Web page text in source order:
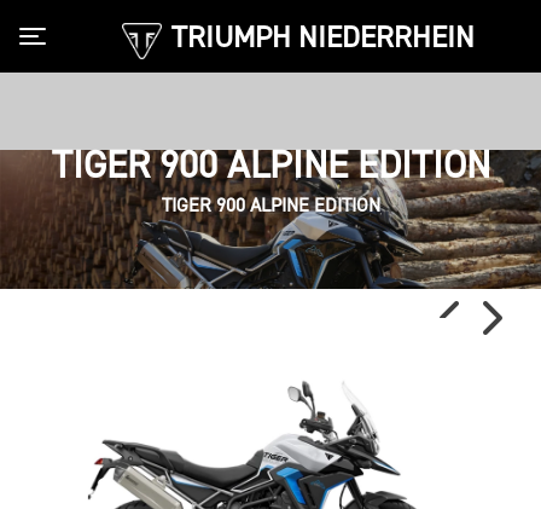
TRIUMPH NIEDERRHEIN
Toggle navigation
TIGER 900 ALPINE EDITION
TIGER 900 ALPINE EDITION